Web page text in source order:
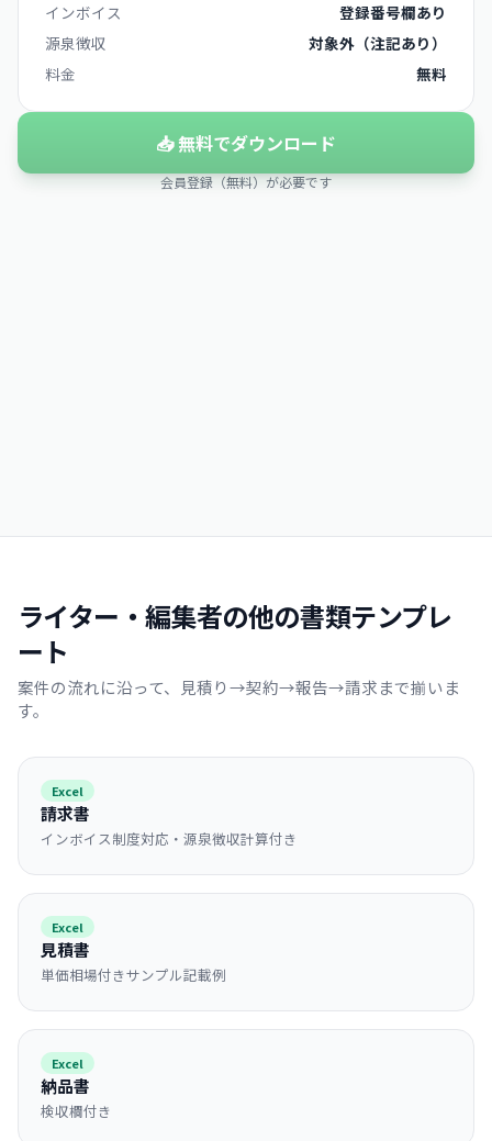
インボイス
登録番号欄あり
源泉徴収
対象外（注記あり）
料金
無料
📥 無料でダウンロード
会員登録（無料）が必要です
ライター・編集者の他の書類テンプレ
ート
案件の流れに沿って、見積り→契約→報告→請求まで揃いま
す。
Excel
請求書
インボイス制度対応・源泉徴収計算付き
Excel
見積書
単価相場付きサンプル記載例
Excel
納品書
検収欄付き